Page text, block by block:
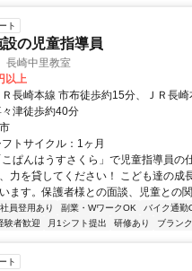
ト
の児童指導員
崎中里教室
以上
長崎本線 市布徒歩約15分、ＪＲ長
津徒歩約40分
トサイクル：1ヶ月
ぱんはうすさくら」で児童指導員の
力を貸してください！ こども達の成
ます。保護者様との面談、児童との
社員登用あり 副業・WワークOK バイク通勤
験者歓迎 月1シフト提出 研修あり ブラン
ト